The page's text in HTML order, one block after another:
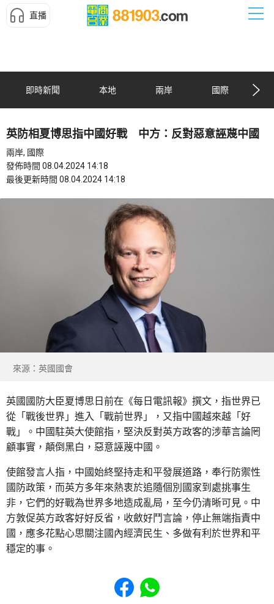
直播
即時新聞 本地 兩岸 國際
英防相夏博思指中國好戰 中方：反對惡意誣蔑中國
兩岸, 國際
發佈時間 08.04.2024 14:18
最後更新時間 08.04.2024 14:18
來源：英國國會
英國國防大臣夏博思日前在《每日電訊報》撰文，指世界已
從「戰後世界」進入「戰前世界」，又指中國越來越「好
戰」。中國駐英大使館指，堅決反對英方政客的涉華言論罔
顧事實，顛倒黑白，惡意誣蔑中國。
使館發言人指，中國始終堅持走和平發展道路，奉行防禦性
國防政策，而英方多年來熱衷於追隨個別國家到處挑事生
非，它們的好戰為世界多地造成亂局，至今仍清晰可見。中
方敦促英方政客好好反省，收斂好鬥言論，停止無端指責中
國，應多花點心思關注國內經濟民生、多做有利於世界和平
穩定的事。
Share to Facebook
Share to WhatsApp